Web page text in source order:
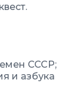
СССР;
и азбука